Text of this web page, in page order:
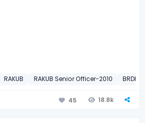
RAKUB RAKUB Senior Officer-2010 BRDB
45 18.8k